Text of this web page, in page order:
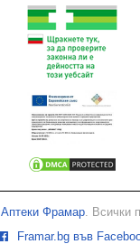
Аптеки Фрамар. Всички
Framar.bg във